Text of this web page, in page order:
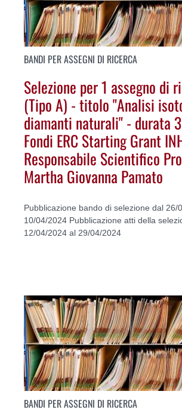
BANDI PER ASSEGNI DI RICERCA
Selezione per 1 assegno di
(Tipo A) - titolo "Analisi
diamanti naturali" - durata
Fondi ERC Starting Grant
Responsabile Scientifico
Martha Giovanna Pamato
Pubblicazione bando di selezione dal 26/
10/04/2024 Pubblicazione atti della
12/04/2024 al 29/04/2024
BANDI PER ASSEGNI DI RICERCA